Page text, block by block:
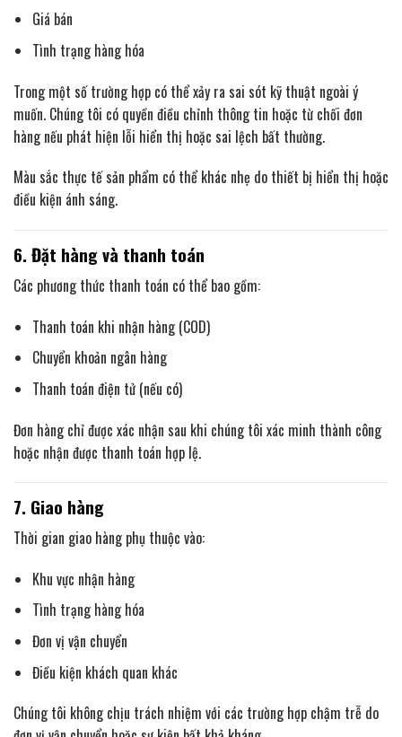
Giá bán
Tình trạng hàng hóa
Trong một số trường hợp có thể xảy ra sai sót kỹ thuật ngoài ý
muốn. Chúng tôi có quyền điều chỉnh thông tin hoặc từ chối đơn
hàng nếu phát hiện lỗi hiển thị hoặc sai lệch bất thường.
Màu sắc thực tế sản phẩm có thể khác nhẹ do thiết bị hiển thị hoặc
điều kiện ánh sáng.
6. Đặt hàng và thanh toán
Các phương thức thanh toán có thể bao gồm:
Thanh toán khi nhận hàng (COD)
Chuyển khoản ngân hàng
Thanh toán điện tử (nếu có)
Đơn hàng chỉ được xác nhận sau khi chúng tôi xác minh thành công
hoặc nhận được thanh toán hợp lệ.
7. Giao hàng
Thời gian giao hàng phụ thuộc vào:
Khu vực nhận hàng
Tình trạng hàng hóa
Đơn vị vận chuyển
Điều kiện khách quan khác
Chúng tôi không chịu trách nhiệm với các trường hợp chậm trễ do